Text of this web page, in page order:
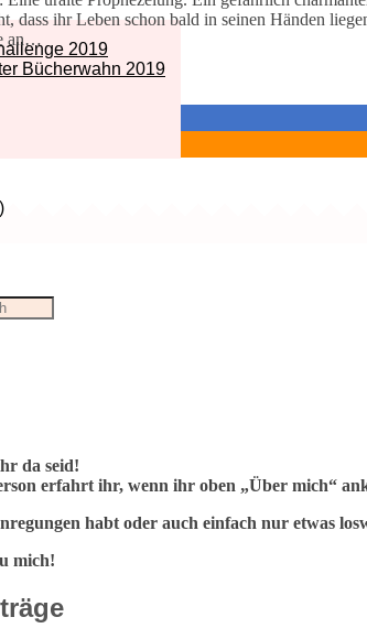
2019
Bücherwahn 2019
dass ihr Leben schon bald in seinen Händen
an…
da seid!
erfahrt ihr, wenn ihr oben „Über mich“
habt oder auch einfach nur etwas
mich!